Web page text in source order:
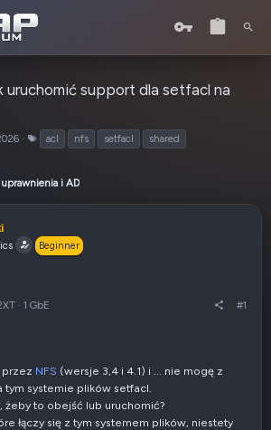
uruchomić support dla setfacl na
a
i
acl nfs setfacl shared
i AD
Beginner
· 1 GbE #1
przez NFS (wersje 3,4 i 4.1) i ... nie mogę z
tym systemie plików setfacl.
żeby to obejść lub uruchomić?
łączy się z tym systemem plików, niestety